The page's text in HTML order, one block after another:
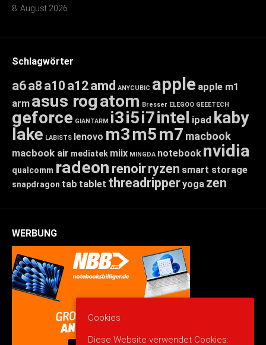
8. August 2026
Schlagwörter
a6a8 a10 a12amd ANYCUBIC apple apple m1
arm asus rogatom Bresser ELEGOO GEEETECH
geforce GIANTARM i3i5i7intel ipad kaby
lake LABISTS lenovo m3m5m7 macbook
macbook air mediatek miix MINGDA notebook nvidia
qualcomm radeon renoirryzen smart storage
snapdragon tab tablet threadripperyoga zen
WERBUNG
Cookies
Diese Website verwendet Cookies: